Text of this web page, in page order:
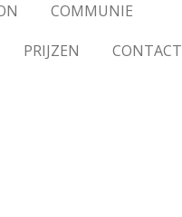
COMMUNIE
PRIJZEN CONTACT